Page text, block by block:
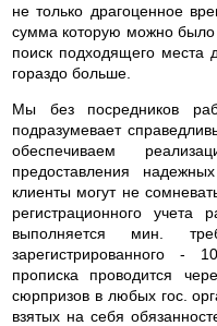
не только драгоценное
сумма которую можно было
поиск подходящего места
гораздо больше.
Мы без посредников
подразумевает
обеспечиваем
предоставления
клиенты могут не
регистрационного учета
выполняется мин.
зарегистрированного
прописка проводится
сюрпризов в любых гос.
взятых на себя